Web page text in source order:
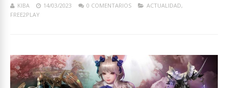
KIBA 14/03/2023 0 COMENTARIOS ACTUALIDAD,
FREE2PLAY